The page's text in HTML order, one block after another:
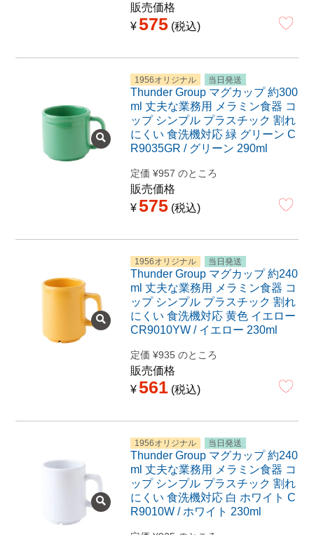
販売価格
¥575 税込
1956オリジナル 当日発送
Thunder Group マグカップ 約300
ml 丈夫な業務用 メラミン食器 コ
ップ シンプル プラスチック 割れ
にくい 食洗機対応 緑 グリーン C
R9035GR / グリーン 290ml
定価 ¥957 のところ
販売価格
¥575 税込
1956オリジナル 当日発送
Thunder Group マグカップ 約240
ml 丈夫な業務用 メラミン食器 コ
ップ シンプル プラスチック 割れ
にくい 食洗機対応 黄色 イエロー
CR9010YW / イエロー 230ml
定価 ¥935 のところ
販売価格
¥561 税込
1956オリジナル 当日発送
Thunder Group マグカップ 約240
ml 丈夫な業務用 メラミン食器 コ
ップ シンプル プラスチック 割れ
にくい 食洗機対応 白 ホワイト C
R9010W / ホワイト 230ml